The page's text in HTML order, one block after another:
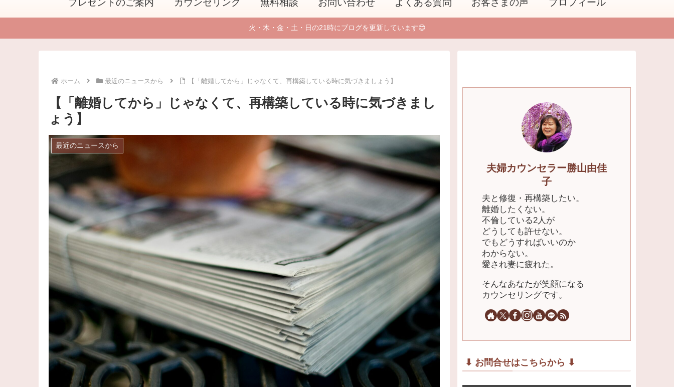
プレゼントのご案内 カウンセリング 無料相談 お問い合わせ よくある質問 お客さまの声 プロフィール
火・木・金・土・日の21時にブログを更新しています😊
ホーム 最近のニュースから 【「離婚してから」じゃなくて、再構築している時に気づきましょう】
【「離婚してから」じゃなくて、再構築している時に気づきまし
ょう】
最近のニュースから
夫婦カウンセラー勝山由佳
子
夫と修復・再構築したい。
離婚したくない。
不倫している2人が
どうしても許せない。
でもどうすればいいのか
わからない。
愛され妻に疲れた。
そんなあなたが笑顔になる
カウンセリングです。
⬇︎ お問合せはこちらから ⬇︎